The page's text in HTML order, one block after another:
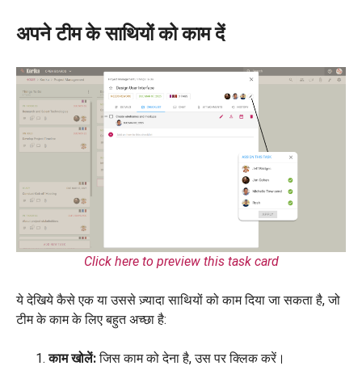
अपने टीम के साथियों को काम दें
Click here to preview this task card
ये देखिये कैसे एक या उससे ज़्यादा साथियों को काम दिया जा सकता है, जो
टीम के काम के लिए बहुत अच्छा है:
काम खोलें:जिस काम को देना है, उस पर क्लिक करें।